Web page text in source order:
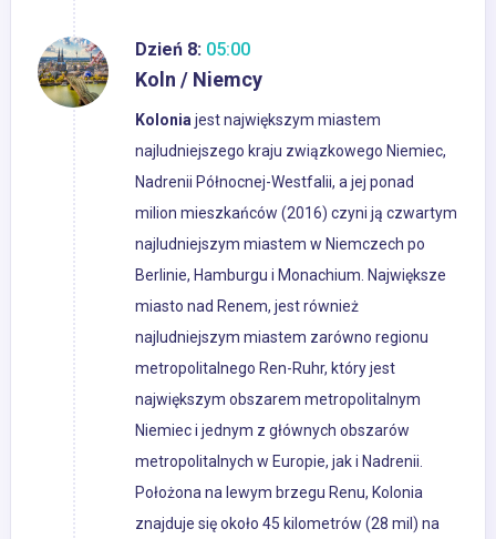
Dzień 8: 05:00
Koln / Niemcy
Koloniajest największym miastem
najludniejszego kraju związkowego Niemiec,
Nadrenii Północnej-Westfalii, a jej ponad
milion mieszkańców (2016) czyni ją czwartym
najludniejszym miastem w Niemczech po
Berlinie, Hamburgu i Monachium. Największe
miasto nad Renem, jest również
najludniejszym miastem zarówno regionu
metropolitalnego Ren-Ruhr, który jest
największym obszarem metropolitalnym
Niemiec i jednym z głównych obszarów
metropolitalnych w Europie, jak i Nadrenii.
Położona na lewym brzegu Renu, Kolonia
znajduje się około 45 kilometrów (28 mil) na